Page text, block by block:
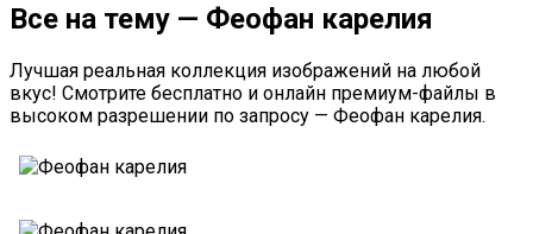
Все на тему — Феофан карелия
Лучшая реальная коллекция изображений на любой
вкус! Смотрите бесплатно и онлайн премиум-файлы в
высоком разрешении по запросу — Феофан карелия.